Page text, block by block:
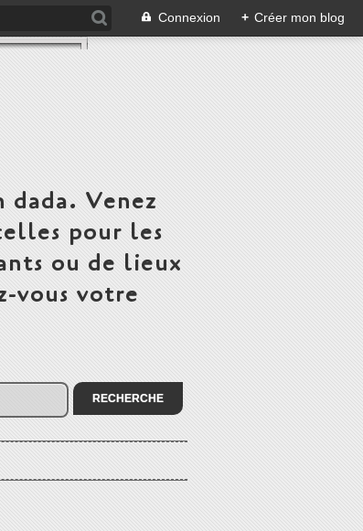
Connexion + Créer mon blog
dada. Venez
pour les
ou de lieux
vous votre